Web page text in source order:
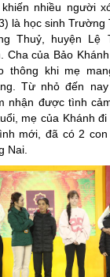
khiến nhiều người
là học sinh Trường
Thuỷ, huyện Lệ
Cha của Bảo
thông khi mẹ
Từ nhỏ đến
nhận được tình
mẹ của Khánh đi
mới, đã có 2 con
Nai.